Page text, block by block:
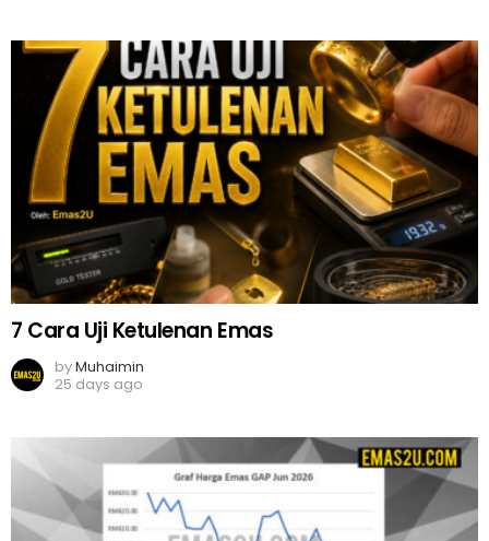
7 Cara Uji Ketulenan Emas
byMuhaimin
25 days ago